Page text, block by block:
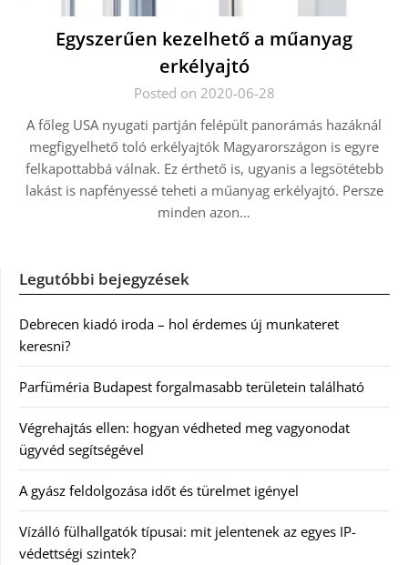
Egyszerűen kezelhető a műanyag
erkélyajtó
Posted on 2020-06-28
A főleg USA nyugati partján felépült panorámás hazáknál
megfigyelhető toló erkélyajtók Magyarországon is egyre
felkapottabbá válnak. Ez érthető is, ugyanis a legsötétebb
lakást is napfényessé teheti a műanyag erkélyajtó. Persze
minden azon…
Legutóbbi bejegyzések
Debrecen kiadó iroda – hol érdemes új munkateret
keresni?
Parfüméria Budapest forgalmasabb területein található
Végrehajtás ellen: hogyan védheted meg vagyonodat
ügyvéd segítségével
A gyász feldolgozása időt és türelmet igényel
Vízálló fülhallgatók típusai: mit jelentenek az egyes IP-
védettségi szintek?